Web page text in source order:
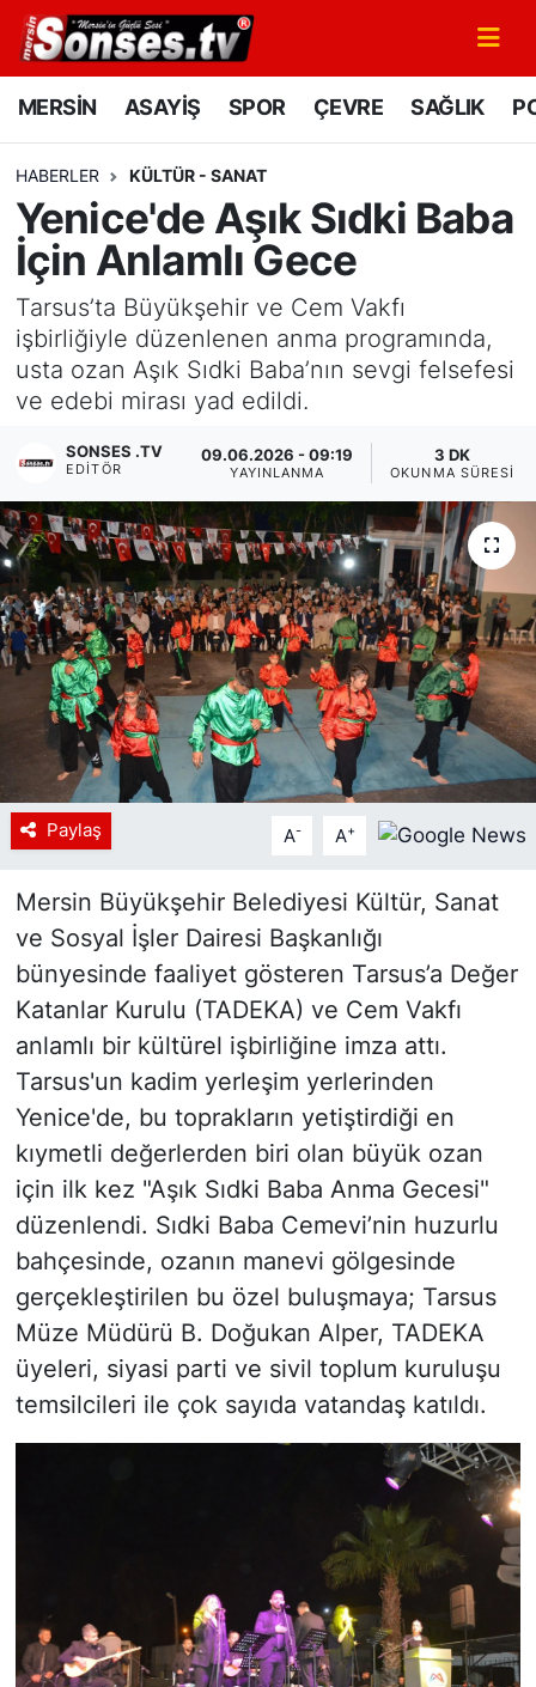
MERSİN ASAYİŞ SPOR ÇEVRE SAĞLIK
HABERLER KÜLTÜR - SANAT
Yenice'de Aşık Sıdki Baba
İçin Anlamlı Gece
Tarsus’ta Büyükşehir ve Cem Vakfı
işbirliğiyle düzenlenen anma programında,
usta ozan Aşık Sıdki Baba’nın sevgi felsefesi
ve edebi mirası yad edildi.
SONSES .TV
EDITÖR
09.06.2026 - 09:19
YAYINLANMA
3 DK
OKUNMA SÜRESI
Paylaş A- A+
Mersin Büyükşehir Belediyesi Kültür, Sanat
ve Sosyal İşler Dairesi Başkanlığı
bünyesinde faaliyet gösteren Tarsus’a Değer
Katanlar Kurulu (TADEKA) ve Cem Vakfı
anlamlı bir kültürel işbirliğine imza attı.
Tarsus'un kadim yerleşim yerlerinden
Yenice'de, bu toprakların yetiştirdiği en
kıymetli değerlerden biri olan büyük ozan
için ilk kez "Aşık Sıdki Baba Anma Gecesi"
düzenlendi. Sıdki Baba Cemevi’nin huzurlu
bahçesinde, ozanın manevi gölgesinde
gerçekleştirilen bu özel buluşmaya; Tarsus
Müze Müdürü B. Doğukan Alper, TADEKA
üyeleri, siyasi parti ve sivil toplum kuruluşu
temsilcileri ile çok sayıda vatandaş katıldı.
MERSİN
SPOR
GÜNÜN MANŞETİ
DÜNYA
KÜLTÜR - SANAT
MAGAZİN
SAĞLIK
Siyaset
YEREL HABER
Haberde insan
Tanıtım
Mersin Nöbetçi Eczaneler
Mersin Namaz Vakitleri
Mersin Trafik Yoğunluk Haritası
Süper Lig Puan Durumu ve Fikstür
Tüm Manşetler
Son Dakika Haberleri
Haber Arşivi